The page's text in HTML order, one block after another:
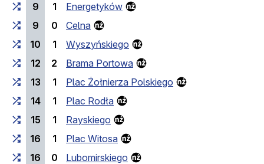
9
1
Energetyków
9
0
Celna
10
1
Wyszyńskiego
12
2
Brama Portowa
13
1
Plac Żołnierza Polskiego
14
1
Plac Rodła
15
1
Rayskiego
16
1
Plac Witosa
16
0
Lubomirskiego